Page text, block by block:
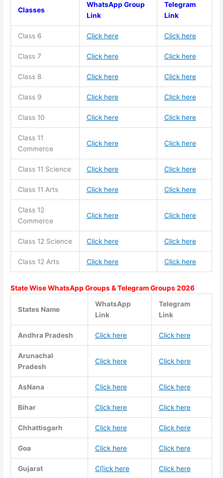
Classes
WhatsApp Group
Link
Telegram
Link
Class 6 Click here Click here
Class 7 Click here Click here
Class 8 Click here Click here
Class 9 Click here Click here
Class 10 Click here Click here
Class 11
Commerce
Click here Click here
Class 11 Science Click here Click here
Class 11 Arts Click here Click here
Class 12
Commerce
Click here Click here
Class 12 Science Click here Click here
Class 12 Arts Click here Click here
State Wise WhatsApp Groups & Telegram Groups 2026
States Name
WhatsApp
Link
Telegram
Link
Andhra Pradesh Click here Click here
Arunachal
Pradesh
Click here Click here
AsNana Click here Click here
Bihar Click here Click here
Chhattisgarh Click here Click here
Goa Click here Click here
Gujarat Cl]ick here Click here